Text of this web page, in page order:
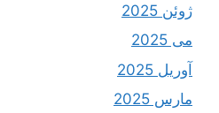
ژوئن 2025
می 2025
آوریل 2025
مارس 2025